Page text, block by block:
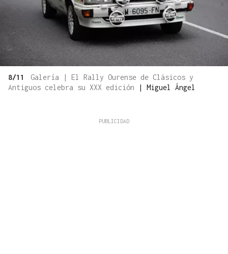
8/11
Galería | El Rally Ourense de Clásicos y
Antiguos celebra su XXX edición
| Miguel Ángel